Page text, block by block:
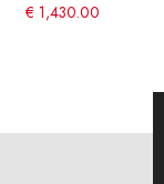
€ 1,430.00